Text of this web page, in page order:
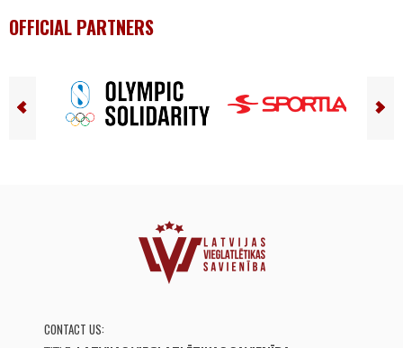
OFFICIAL PARTNERS
CONTACT US: